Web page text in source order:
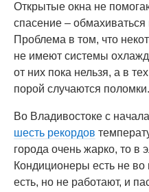
Открытые окна не
спасение – обмахиваться
Проблема в том, что
не имеют системы
от них пока нельзя, а в
порой случаются поломки.
Во Владивостоке с
шесть рекордов
города очень жарко, то в
Кондиционеры есть не во
есть, но не работают, и